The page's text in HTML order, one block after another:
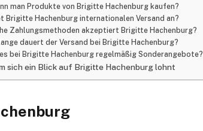
man Produkte von Brigitte Hachenburg kaufen?
Brigitte Hachenburg internationalen Versand an?
Zahlungsmethoden akzeptiert Brigitte Hachenburg?
dauert der Versand bei Brigitte Hachenburg?
bei Brigitte Hachenburg regelmäßig Sonderangebote?
sich ein Blick auf Brigitte Hachenburg lohnt